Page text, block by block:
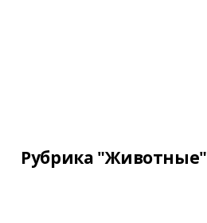
Рубрика "Животные"